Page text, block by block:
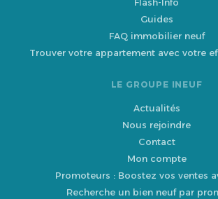
Flash-Info
Guides
FAQ immobilier neuf
Trouver votre appartement avec votre
LE GROUPE INEUF
Actualités
Nous rejoindre
Contact
Mon compte
Promoteurs : Boostez vos ventes
Recherche un bien neuf par